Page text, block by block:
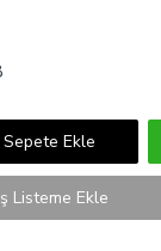
Sepete Ekle
Listeme Ekle